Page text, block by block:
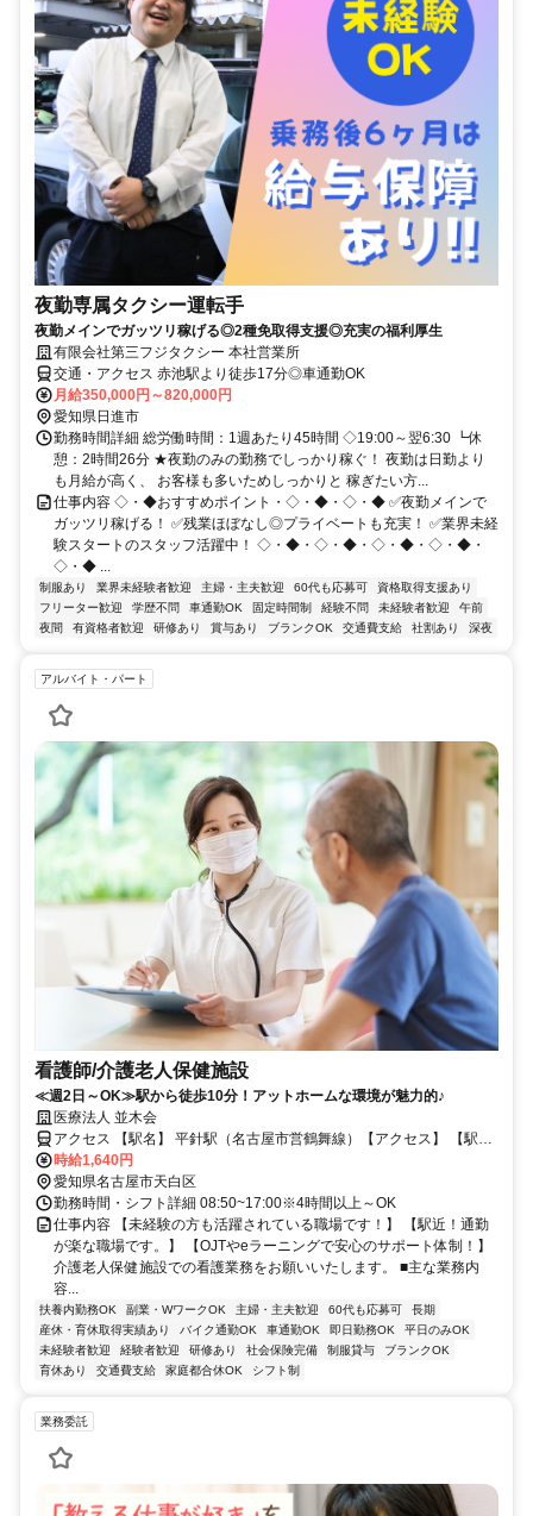
夜勤専属タクシー運転手
夜勤メインでガッツリ稼げる◎2種免取得支援◎充実の福利厚生
有限会社第三フジタクシー 本社営業所
交通・アクセス 赤池駅より徒歩17分◎車通勤OK
月給350,000円～820,000円
愛知県日進市
勤務時間詳細 総労働時間：1週あたり45時間 ◇19:00～翌6:30 ┗休
憩：2時間26分 ★夜勤のみの勤務でしっかり稼ぐ！ 夜勤は日勤より
も月給が高く、 お客様も多いためしっかりと 稼ぎたい方...
仕事内容 ◇・◆おすすめポイント・◇・◆・◇・◆ ✅夜勤メインで
ガッツリ稼げる！ ✅残業ほぼなし◎プライベートも充実！ ✅業界未経
験スタートのスタッフ活躍中！ ◇・◆・◇・◆・◇・◆・◇・◆・
◇・◆ ...
制服あり 業界未経験者歓迎 主婦・主夫歓迎 60代も応募可
資格取得支援あり
フリーター歓迎
学歴不問 車通勤OK 固定時間制 経験不問 未経験者歓迎
午前
夜間
有資格者歓迎 研修あり 賞与あり ブランクOK 交通費支給 社割あり 深夜
アルバイト・パート
看護師/介護老人保健施設
≪週2日～OK≫駅から徒歩10分！アットホームな環境が魅力的♪
医療法人 並木会
アクセス 【駅名】 平針駅（名古屋市営鶴舞線）【アクセス】 【駅近
で通勤しやすい環境です】 【無料の駐車場があります】 平針駅（名
古屋市営鶴舞線）より徒歩10分
時給1,640円
愛知県名古屋市天白区
勤務時間・シフト詳細 08:50~17:00※4時間以上～OK
仕事内容 【未経験の方も活躍されている職場です！】 【駅近！通勤
が楽な職場です。】 【OJTやeラーニングで安心のサポート体制！】
介護老人保健施設での看護業務をお願いいたします。 ■主な業務内
容...
扶養内勤務OK 副業・WワークOK 主婦・主夫歓迎 60代も応募可
長期
産休・育休取得実績あり
バイク通勤OK 車通勤OK 即日勤務OK
平日のみOK
未経験者歓迎
経験者歓迎 研修あり 社会保険完備 制服貸与
ブランクOK
育休あり
交通費支給 家庭都合休OK シフト制
業務委託